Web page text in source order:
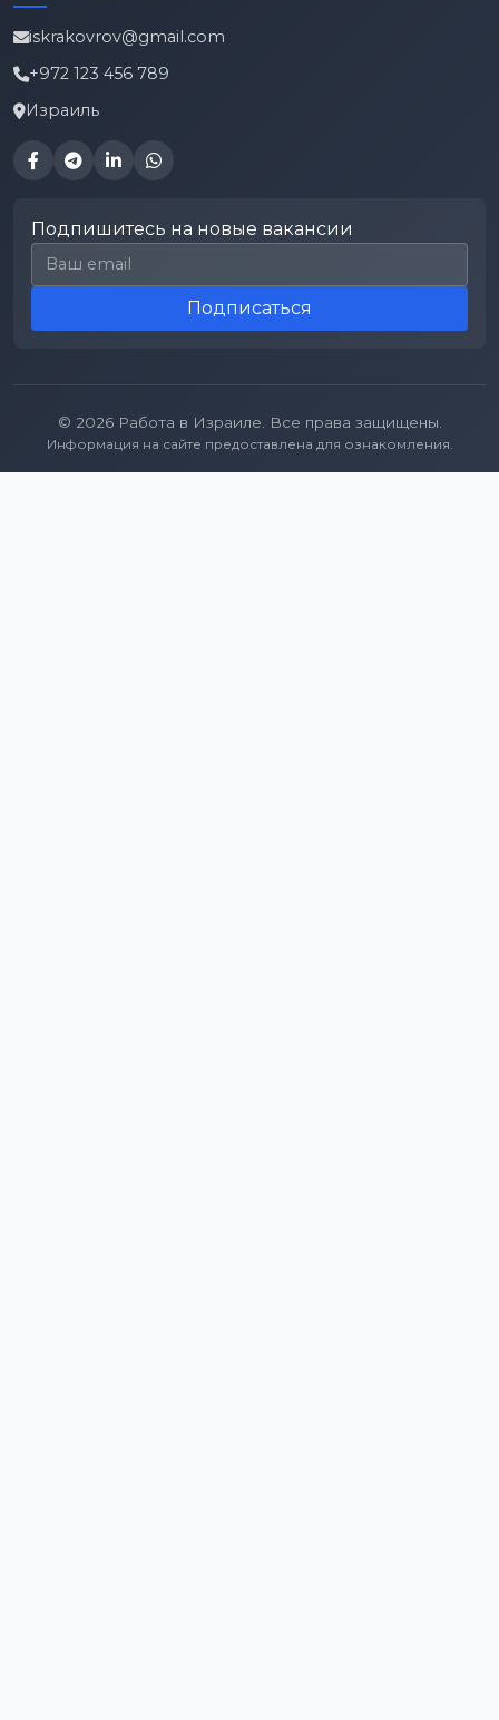
iskrakovrov@gmail.com
+972 123 456 789
Израиль
Подпишитесь на новые вакансии
Email для подписки
Подписаться
© 2026 Работа в Израиле. Все права защищены.
Информация на сайте предоставлена для ознакомления.